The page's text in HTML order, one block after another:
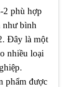
phù hợp
như bình
Đây là một
nhiều loại
phẩm được